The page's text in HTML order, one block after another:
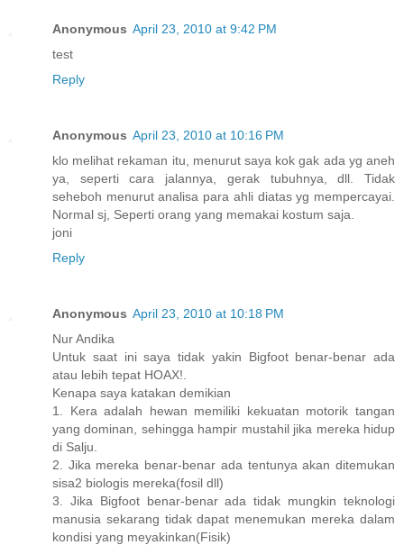
Anonymous April 23, 2010 at 9:42 PM
test
Reply
Anonymous April 23, 2010 at 10:16 PM
klo melihat rekaman itu, menurut saya kok gak ada yg aneh
ya, seperti cara jalannya, gerak tubuhnya, dll. Tidak
seheboh menurut analisa para ahli diatas yg mempercayai.
Normal sj, Seperti orang yang memakai kostum saja.
joni
Reply
Anonymous April 23, 2010 at 10:18 PM
Nur Andika
Untuk saat ini saya tidak yakin Bigfoot benar-benar ada
atau lebih tepat HOAX!.
Kenapa saya katakan demikian
1. Kera adalah hewan memiliki kekuatan motorik tangan
yang dominan, sehingga hampir mustahil jika mereka hidup
di Salju.
2. Jika mereka benar-benar ada tentunya akan ditemukan
sisa2 biologis mereka(fosil dll)
3. Jika Bigfoot benar-benar ada tidak mungkin teknologi
manusia sekarang tidak dapat menemukan mereka dalam
kondisi yang meyakinkan(Fisik)